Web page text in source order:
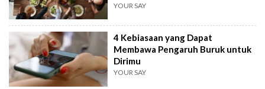
YOUR SAY
4 Kebiasaan yang Dapat
Membawa Pengaruh Buruk untuk
Dirimu
YOUR SAY